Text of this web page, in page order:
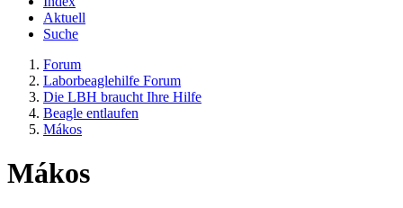
Aktuell
Suche
Forum
Laborbeaglehilfe Forum
Die LBH braucht Ihre Hilfe
Beagle entlaufen
Mákos
Mákos